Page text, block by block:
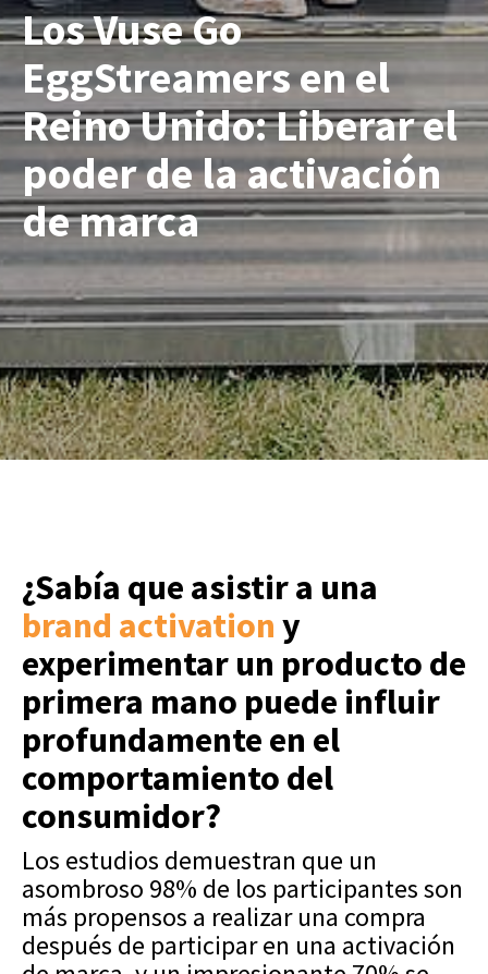
Los Vuse Go
EggStreamers en el
Reino Unido: Liberar el
poder de la activación
de marca
¿Sabía que asistir a una
brand activation y
experimentar un producto de
primera mano puede influir
profundamente en el
comportamiento del
consumidor?
Los estudios demuestran que un
asombroso 98% de los participantes son
más propensos a realizar una compra
después de participar en una activación